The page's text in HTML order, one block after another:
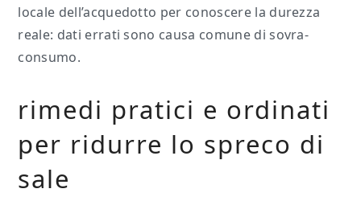
locale dell’acquedotto per conoscere la durezza
reale: dati errati sono causa comune di sovra-
consumo.
rimedi pratici e ordinati
per ridurre lo spreco di
sale